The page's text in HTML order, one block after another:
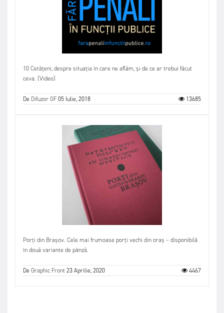
10 Cetățeni, despre situația în care ne aflăm, și de ce ar trebui făcut
ceva. (Video)
De Difuzor GF05 Iulie, 2018 13685
Porți din Brașov. Cele mai frumoase porți vechi din oraș – disponibilă
în două variante de pânză.
DeGraphic Front23 Aprilie, 2020 4467